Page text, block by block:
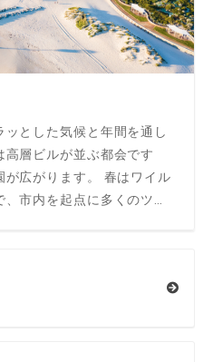
とした気候と年間を通し
層ビルが並ぶ都会です
広がります。 春はワイル
市内を起点に多くのツア